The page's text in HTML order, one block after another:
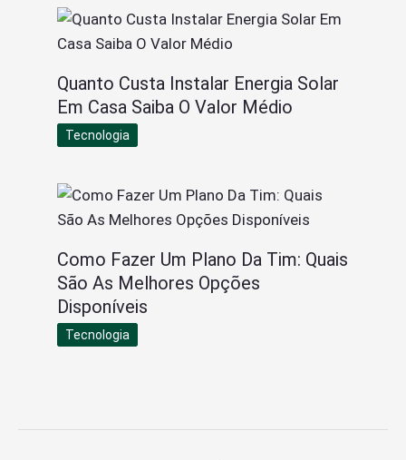
Quanto Custa Instalar Energia Solar
Em Casa Saiba O Valor Médio
Tecnologia
Como Fazer Um Plano Da Tim: Quais
São As Melhores Opções
Disponíveis
Tecnologia